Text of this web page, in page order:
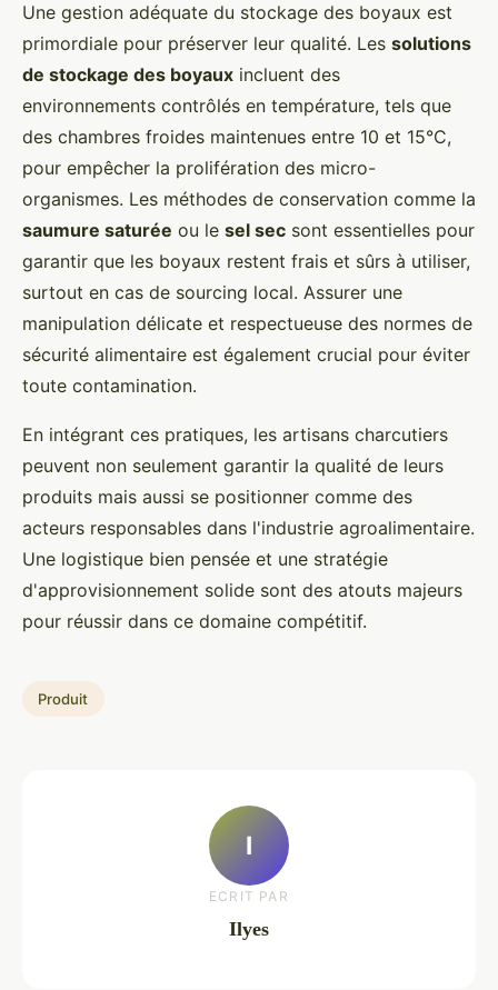
Une gestion adéquate du stockage des boyaux est
primordiale pour préserver leur qualité. Les solutions
de stockage des boyaux incluent des
environnements contrôlés en température, tels que
des chambres froides maintenues entre 10 et 15°C,
pour empêcher la prolifération des micro-
organismes. Les méthodes de conservation comme la
saumure saturée ou le sel sec sont essentielles pour
garantir que les boyaux restent frais et sûrs à utiliser,
surtout en cas de sourcing local. Assurer une
manipulation délicate et respectueuse des normes de
sécurité alimentaire est également crucial pour éviter
toute contamination.
En intégrant ces pratiques, les artisans charcutiers
peuvent non seulement garantir la qualité de leurs
produits mais aussi se positionner comme des
acteurs responsables dans l'industrie agroalimentaire.
Une logistique bien pensée et une stratégie
d'approvisionnement solide sont des atouts majeurs
pour réussir dans ce domaine compétitif.
Produit
I
ECRIT PAR
Ilyes